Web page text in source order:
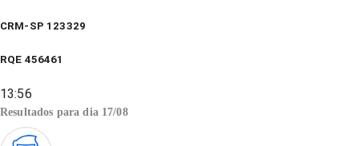
CRM-SP 123329
RQE 456461
13:56
Resultados para dia 17/08